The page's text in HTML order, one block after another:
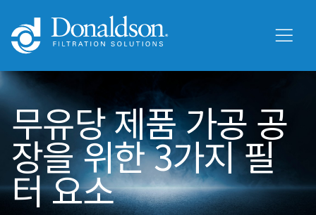
무유당 제품 가공 공
장을 위한 3가지 필
터 요소